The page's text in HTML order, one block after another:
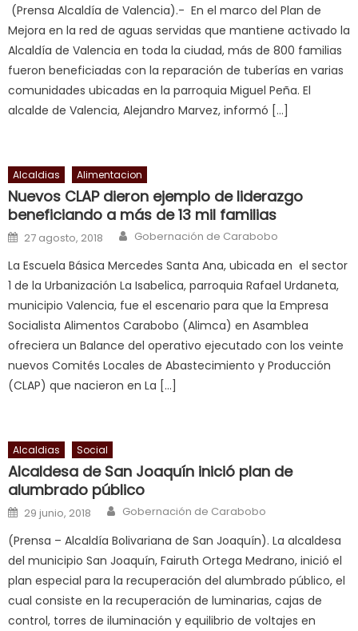
nice
milf
in
squirting,
आपक
न
भ
क
च
त
स
लग
आपक
पस
द,
sexy
bbw
a
long
hard
fuck,
सच
ह
क
(Prensa Alcaldía de Valencia).- En el marco del Plan de
Mejora en la red de aguas servidas que mantiene activado la
Alcaldía de Valencia en toda la ciudad, más de 800 familias
fueron beneficiadas con la reparación de tuberías en varias
comunidades ubicadas en la parroquia Miguel Peña. El
alcalde de Valencia, Alejandro Marvez, informó […]
Alcaldias Alimentacion
Nuevos CLAP dieron ejemplo de liderazgo
beneficiando a más de 13 mil familias
Posted on
27 agosto, 2018 Author
Gobernación de Carabobo
La Escuela Básica Mercedes Santa Ana, ubicada en el sector
1 de la Urbanización La Isabelica, parroquia Rafael Urdaneta,
municipio Valencia, fue el escenario para que la Empresa
Socialista Alimentos Carabobo (Alimca) en Asamblea
ofreciera un Balance del operativo ejecutado con los veinte
nuevos Comités Locales de Abastecimiento y Producción
(CLAP) que nacieron en La […]
Alcaldias Social
Alcaldesa de San Joaquín inició plan de
alumbrado público
Posted on
29 junio, 2018 Author
Gobernación de Carabobo
(Prensa – Alcaldía Bolivariana de San Joaquín). La alcaldesa
del municipio San Joaquín, Fairuth Ortega Medrano, inició el
plan especial para la recuperación del alumbrado público, el
cual consiste en la recuperación de luminarias, cajas de
control, torres de iluminación y equilibrio de voltajes en